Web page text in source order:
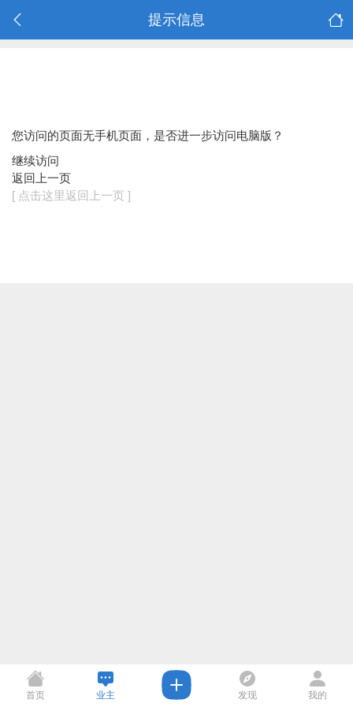
提示信息
您访问的页面无手机页面，是否进一步访问电脑版？
继续访问
返回上一页
[ 点击这里返回上一页 ]
首页 业主 发现 我的